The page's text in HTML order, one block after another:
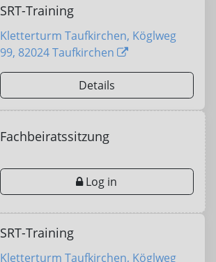
SRT-Training
Kletterturm Taufkirchen, Köglweg
99, 82024 Taufkirchen
Details
Fachbeiratssitzung
Log in
SRT-Training
Kletterturm Taufkirchen, Köglweg